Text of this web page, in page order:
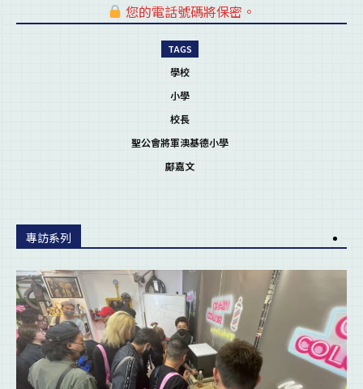
您的電話號碼將保密。
TAGS
學校
小學
校長
聖公會將軍澳基德小學
鄺嘉文
專訪系列